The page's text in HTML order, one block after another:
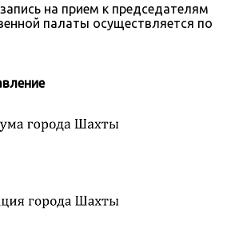
на прием к председателям
палаты осуществляется по